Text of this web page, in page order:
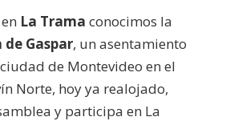
La Trama conocimos la
de Gaspar, un asentamiento
de Montevideo en el
Norte, hoy ya realojado,
y participa en La